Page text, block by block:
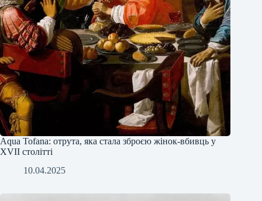
Аqua Tofana: отрута, яка стала зброєю жінок-вбивць у
XVII столітті
10.04.2025